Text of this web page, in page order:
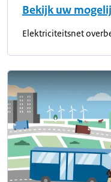
Bekijk uw
Elektriciteitsnet